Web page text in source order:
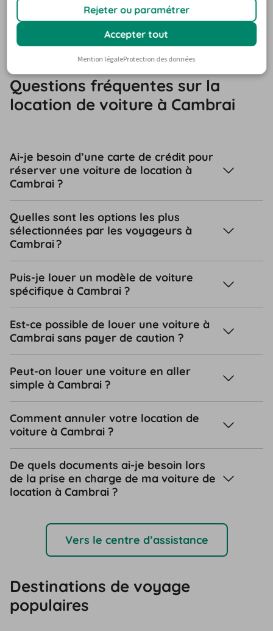
FAQ
Questions fréquentes sur la
location de voiture à Cambrai
Ai-je besoin d’une carte de crédit pour
réserver une voiture de location à
Cambrai ?
Quelles sont les options les plus
sélectionnées par les voyageurs à
Cambrai ?
Puis-je louer un modèle de voiture
spécifique à Cambrai ?
Est-ce possible de louer une voiture à
Cambrai sans payer de caution ?
Peut-on louer une voiture en aller
simple à Cambrai ?
Comment annuler votre location de
voiture à Cambrai ?
De quels documents ai-je besoin lors
de la prise en charge de ma voiture de
location à Cambrai ?
Vers le centre d’assistance
Destinations de voyage
populaires
Rejeter ou paramétrer
Accepter tout
Mention légaleProtection des données